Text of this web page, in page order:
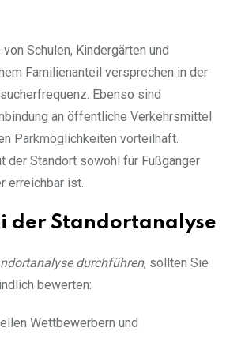
Schulen, Kindergärten und
Familienanteil versprechen in der
Ebenso sind
an öffentliche Verkehrsmittel
Parkmöglichkeiten vorteilhaft.
der Standort sowohl für Fußgänger
erreichbar ist.
der Standortanalyse
durchführen, sollten Sie
bewerten:
Wettbewerbern und